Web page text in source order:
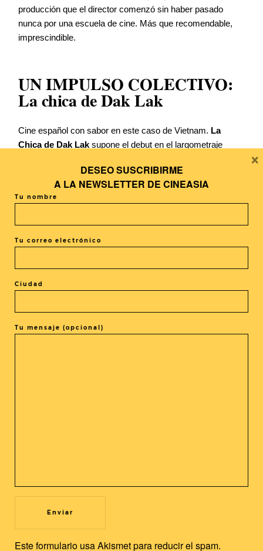
producción que el director comenzó sin haber pasado
nunca por una escuela de cine. Más que recomendable,
imprescindible.
UN IMPULSO COLECTIVO:
La chica de Dak Lak
Cine español con sabor en este caso de Vietnam. La
Chica de Dak Lak supone el debut en el largometraje
desde hace cuatro años, junto a Mai Huyền Chi en un film
que sigue a una joven campesina que se traslada a la gran
ciudad en busca de un futuro mejor. Un retrato a pie de
Newsletter
DESEO SUSCRIBIRME
A LA NEWSLETTER DE CINEASIA
Tu nombre
Tu correo electrónico
Ciudad
Tu mensaje (opcional)
Este formulario usa Akismet para reducir el spam.
×